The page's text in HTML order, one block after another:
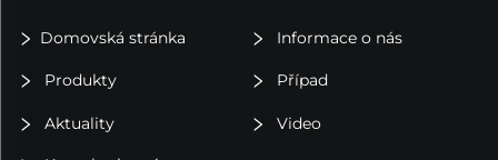
Domovská stránka Informace o nás
Produkty Případ
Aktuality Video